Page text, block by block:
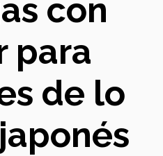
con
para
de lo